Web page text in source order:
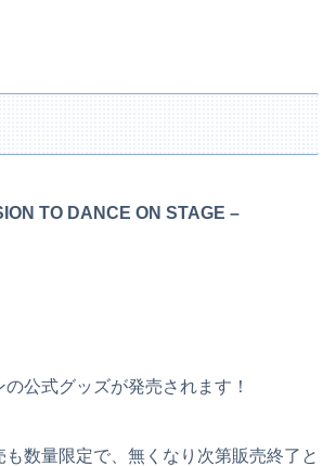
TO DANCE ON STAGE –
公式グッズが発売されます！
数量限定で、無くなり次第販売終了と